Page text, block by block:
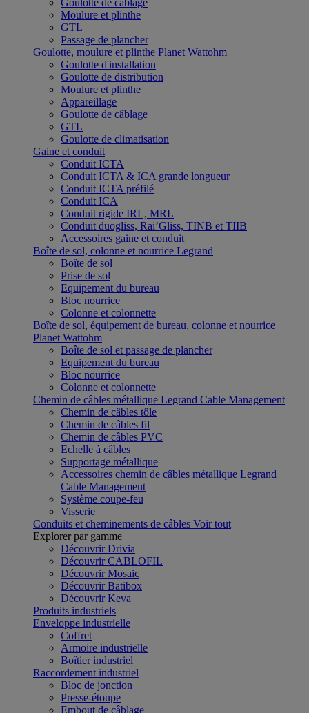
Goulotte de câblage
Moulure et plinthe
GTL
Passage de plancher
Goulotte, moulure et plinthe Planet Wattohm
Goulotte d'installation
Goulotte de distribution
Moulure et plinthe
Appareillage
Goulotte de câblage
GTL
Goulotte de climatisation
Gaine et conduit
Conduit ICTA
Conduit ICTA & ICA grande longueur
Conduit ICTA préfilé
Conduit ICA
Conduit rigide IRL, MRL
Conduit duogliss, Rai’Gliss, TINB et TIIB
Accessoires gaine et conduit
Boîte de sol, colonne et nourrice Legrand
Boîte de sol
Prise de sol
Equipement du bureau
Bloc nourrice
Colonne et colonnette
Boîte de sol, équipement de bureau, colonne et nourrice
Planet Wattohm
Boîte de sol et passage de plancher
Equipement du bureau
Bloc nourrice
Colonne et colonnette
Chemin de câbles métallique Legrand Cable Management
Chemin de câbles tôle
Chemin de câbles fil
Chemin de câbles PVC
Echelle à câbles
Supportage métallique
Accessoires chemin de câbles métallique Legrand
Cable Management
Système coupe-feu
Visserie
Conduits et cheminements de câbles Voir tout
Explorer par gamme
Découvrir Drivia
Découvrir CABLOFIL
Découvrir Mosaic
Découvrir Batibox
Découvrir Keva
Produits industriels
Enveloppe industrielle
Coffret
Armoire industrielle
Boîtier industriel
Raccordement industriel
Bloc de jonction
Presse-étoupe
Embout de câblage